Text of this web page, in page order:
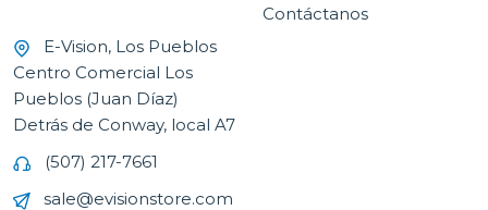
E-Vision, Los Pueblos
Centro Comercial Los
Pueblos (Juan Díaz)
Detrás de Conway, local A7
(507) 217-7661
sale@evisionstore.com
Contáctanos